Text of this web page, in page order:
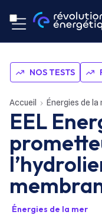
NOS TESTS
Accueil Énergies de la
EEL
Énergies de la mer